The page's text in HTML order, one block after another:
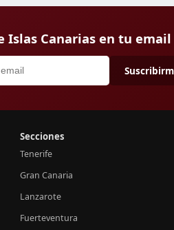
Islas Canarias en tu email
Secciones
Tenerife
Gran Canaria
Lanzarote
Fuerteventura